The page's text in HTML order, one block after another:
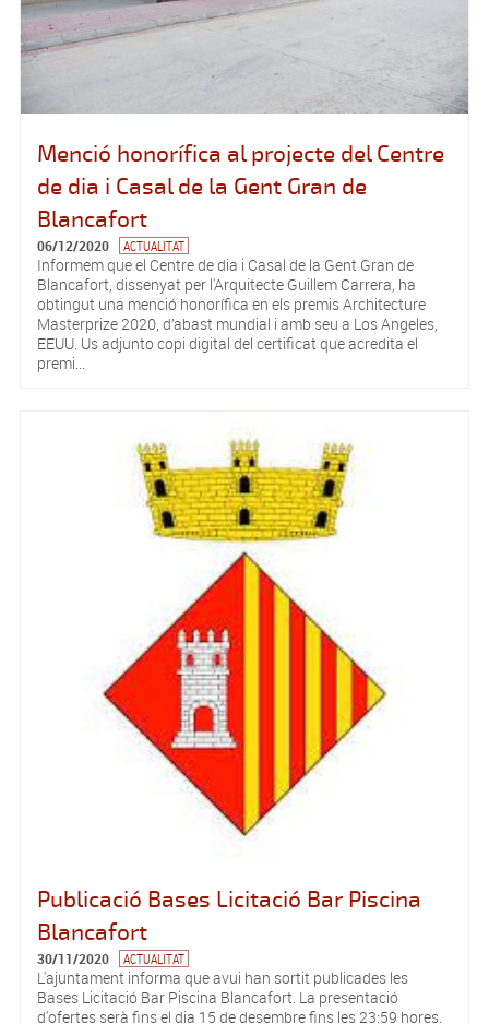
Menció honorífica al projecte del Centre
de dia i Casal de la Gent Gran de
Blancafort
06/12/2020 ACTUALITAT
Informem que el Centre de dia i Casal de la Gent Gran de
Blancafort, dissenyat per l'Arquitecte Guillem Carrera, ha
obtingut una menció honorífica en els premis Architecture
Masterprize 2020, d’abast mundial i amb seu a Los Angeles,
EEUU. Us adjunto copi digital del certificat que acredita el
premi...
Publicació Bases Licitació Bar Piscina
Blancafort
30/11/2020 ACTUALITAT
L'ajuntament informa que avui han sortit publicades les
Bases Licitació Bar Piscina Blancafort. La presentació
d'ofertes serà fins el dia 15 de desembre fins les 23:59 hores.